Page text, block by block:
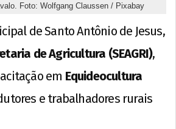
Foto: Wolfgang Claussen / Pixabay
de Santo Antônio de Jesus,
de Agricultura (SEAGRI),
em Equideocultura
e trabalhadores rurais